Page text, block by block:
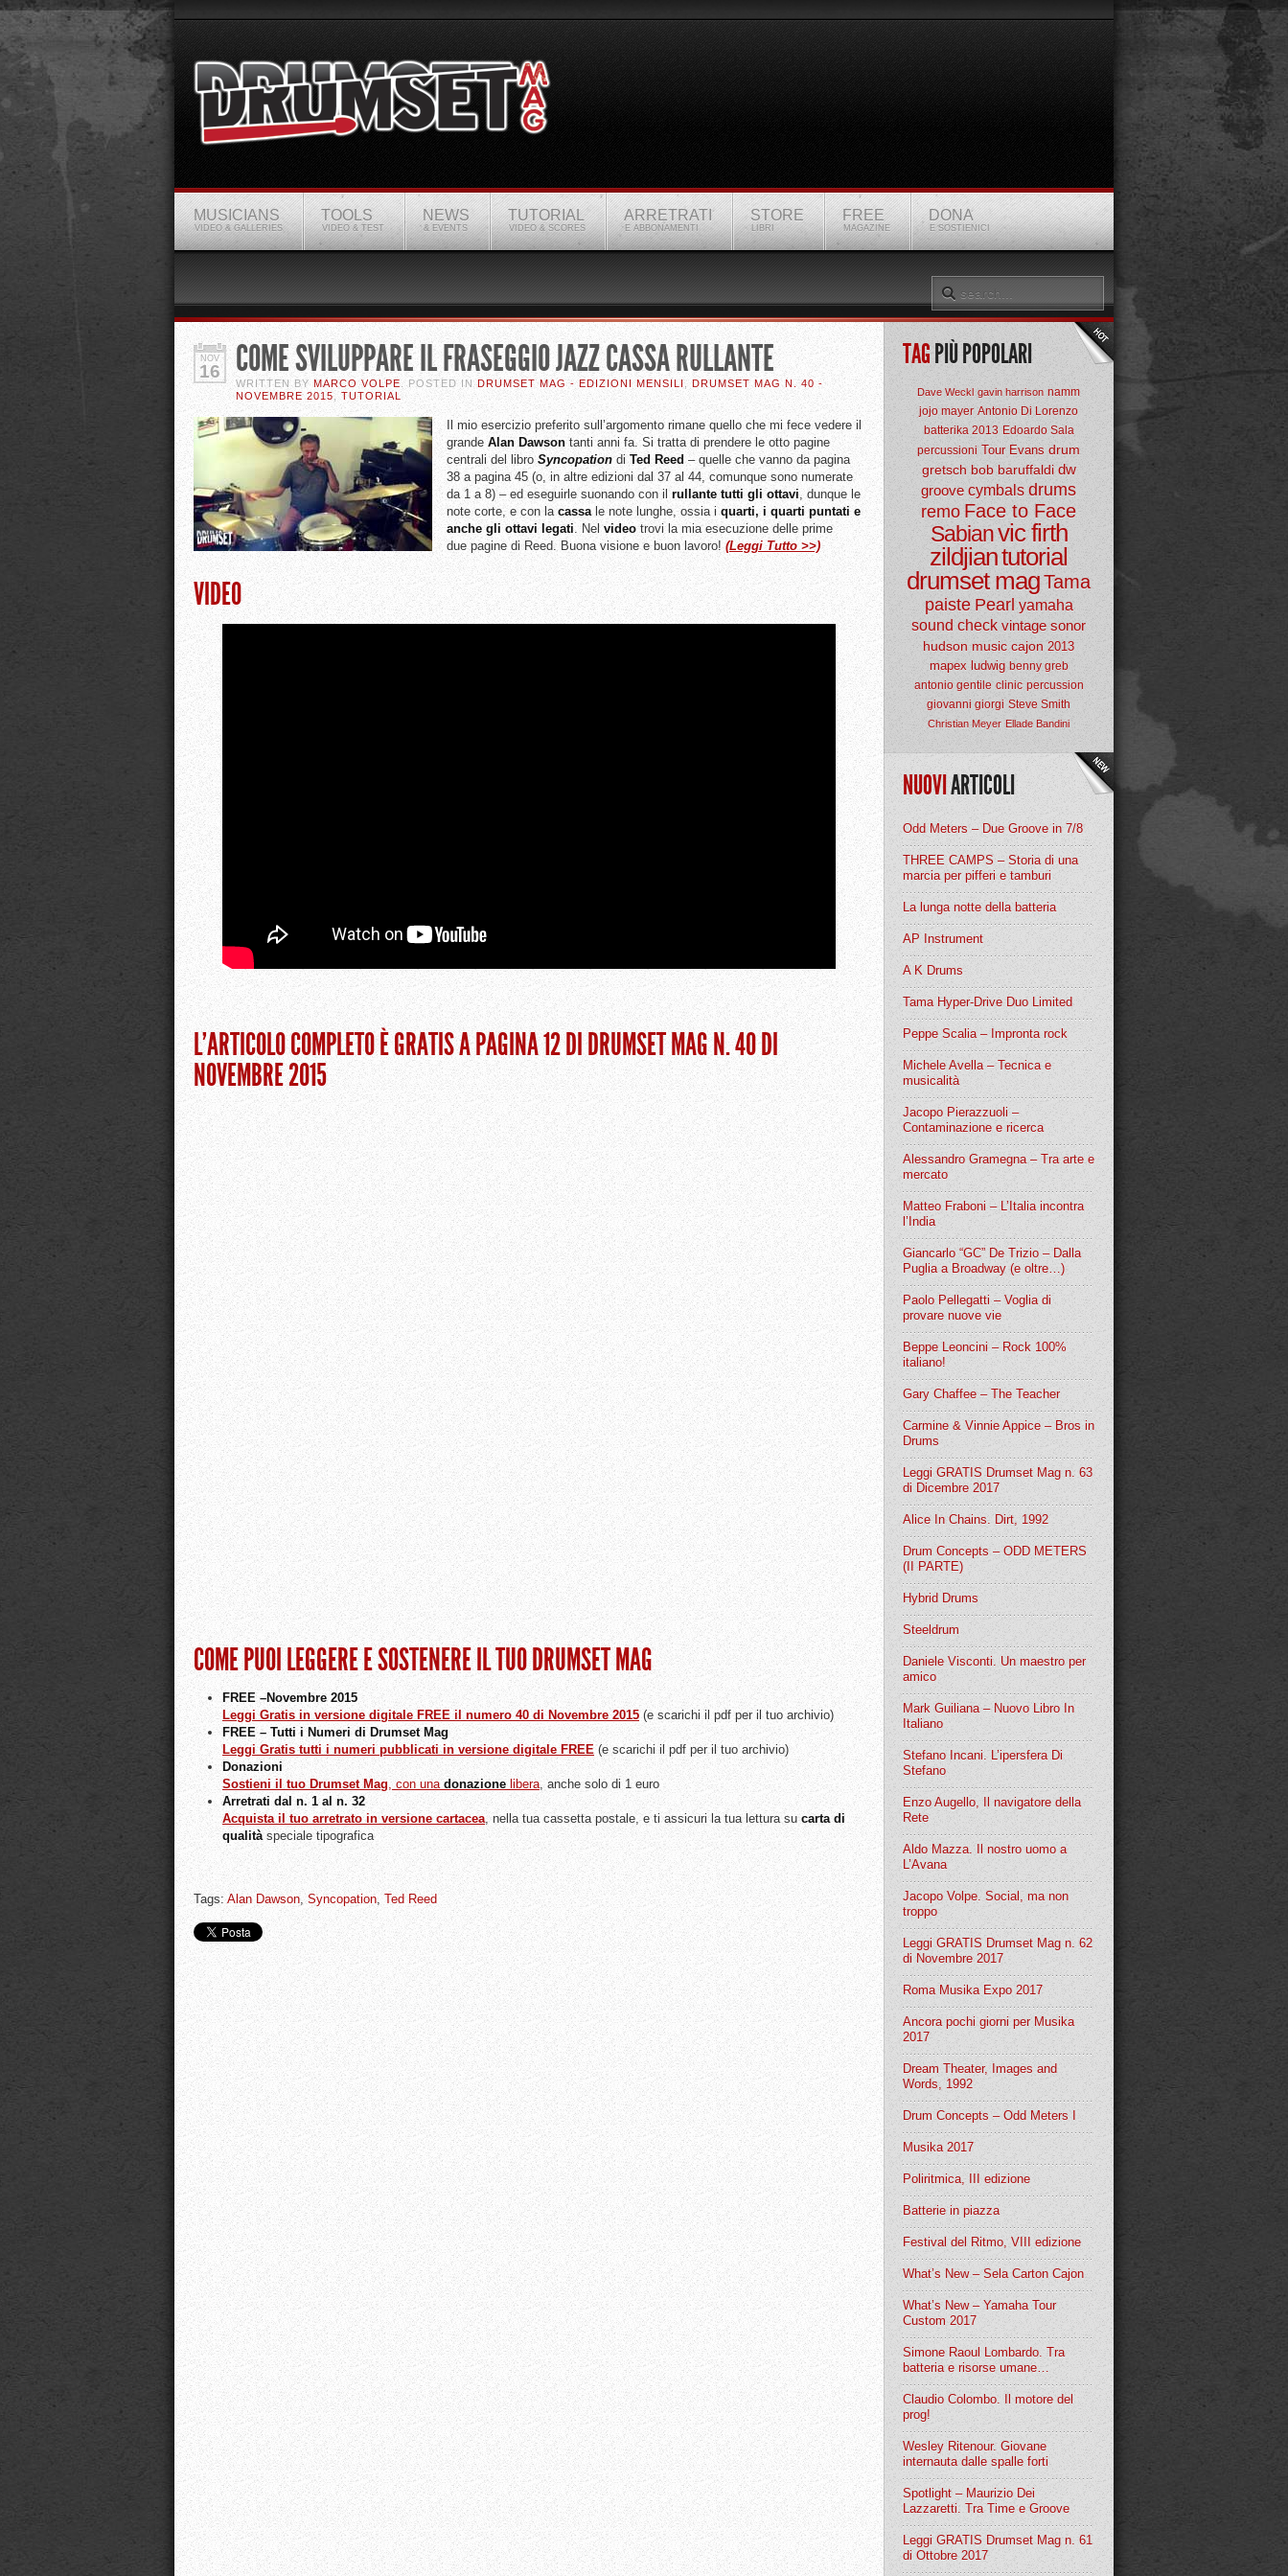
MUSICIANS
VIDEO & GALLERIES
TOOLS
VIDEO & TEST
NEWS
& EVENTS
TUTORIAL
VIDEO & SCORES
ARRETRATI
E ABBONAMENTI
STORE
LIBRI
FREE
MAGAZINE
DONA
E SOSTIENICI
NOV
16 COME SVILUPPARE IL FRASEGGIO JAZZ CASSA RULLANTE
WRITTEN BY MARCO VOLPE . POSTED INDRUMSET MAG - EDIZIONI MENSILI
DRUMSET MAG N. 40 -
NOVEMBRE 2015
TUTORIAL
Il mio esercizio preferito sull’argomento rimane quello che mi fece vedere il
grande Alan Dawsontanti anni fa. Si tratta di prendere le otto pagine
centrali del libroSyncopationdiTed Reed – quelle che vanno da pagina
38 a pagina 45 (o, in altre edizioni dal 37 al 44, comunque sono numerate
da 1 a 8) – ed eseguirle suonando con il rullante tutti gli ottavi, dunque le
note corte, e con lacassale note lunghe, ossia iquarti, i quarti puntati e
anche gli ottavi legati. Nelvideo trovi la mia esecuzione delle prime
due pagine di Reed. Buona visione e buon lavoro! (Leggi Tutto >>)
VIDEO
L’ARTICOLO COMPLETO È GRATIS A PAGINA 12 DI DRUMSET MAG N. 40 DI
NOVEMBRE 2015
COME PUOI LEGGERE E SOSTENERE IL TUO DRUMSET MAG
FREE –Novembre2015
Leggi Gratis in versione digitale FREE il numero 40 di Novembre 2015(e scarichi il pdf per il tuo archivio)
FREE – Tutti i Numeri di Drumset Mag
Leggi Gratis tutti i numeri pubblicati in versione digitale FREE(e scarichi il pdf per il tuo archivio)
Donazioni
Sostieni il tuo Drumset Mag, con unadonazionelibera, anche solo di 1 euro
Arretrati dal n. 1 al n. 32
Acquista il tuo arretrato in versione cartacea, nella tua cassetta postale, e ti assicuri la tua lettura sucarta di
qualitàspeciale tipografica
Tags:Alan Dawson,Syncopation,Ted Reed
TAGPIÙ POPOLARI
Dave Weckl gavin harrison namm
jojo mayer Antonio Di Lorenzo
batterika 2013 Edoardo Sala
percussioni Tour Evans drum
gretsch bob baruffaldi dw
groove cymbals drums
remo Face to Face
Sabianvic firth
zildjiantutorial
drumset magTama
paiste Pearl yamaha
sound check vintage sonor
hudson music cajon 2013
mapex ludwig benny greb
antonio gentile clinic percussion
giovanni giorgi Steve Smith
Christian Meyer Ellade Bandini
NUOVIARTICOLI
Odd Meters – Due Groove in 7/8
THREE CAMPS – Storia di una
marcia per pifferi e tamburi
La lunga notte della batteria
AP Instrument
A K Drums
Tama Hyper-Drive Duo Limited
Peppe Scalia – Impronta rock
Michele Avella – Tecnica e
musicalità
Jacopo Pierazzuoli –
Contaminazione e ricerca
Alessandro Gramegna – Tra arte e
mercato
Matteo Fraboni – L’Italia incontra
l’India
Giancarlo “GC” De Trizio – Dalla
Puglia a Broadway (e oltre…)
Paolo Pellegatti – Voglia di
provare nuove vie
Beppe Leoncini – Rock 100%
italiano!
Gary Chaffee – The Teacher
Carmine & Vinnie Appice – Bros in
Drums
Leggi GRATIS Drumset Mag n. 63
di Dicembre 2017
Alice In Chains. Dirt, 1992
Drum Concepts – ODD METERS
(II PARTE)
Hybrid Drums
Steeldrum
Daniele Visconti. Un maestro per
amico
Mark Guiliana – Nuovo Libro In
Italiano
Stefano Incani. L’ipersfera Di
Stefano
Enzo Augello, Il navigatore della
Rete
Aldo Mazza. Il nostro uomo a
L’Avana
Jacopo Volpe. Social, ma non
troppo
Leggi GRATIS Drumset Mag n. 62
di Novembre 2017
Roma Musika Expo 2017
Ancora pochi giorni per Musika
2017
Dream Theater, Images and
Words, 1992
Drum Concepts – Odd Meters I
Musika 2017
Poliritmica, III edizione
Batterie in piazza
Festival del Ritmo, VIII edizione
What’s New – Sela Carton Cajon
What’s New – Yamaha Tour
Custom 2017
Simone Raoul Lombardo. Tra
batteria e risorse umane…
Claudio Colombo. Il motore del
prog!
Wesley Ritenour. Giovane
internauta dalle spalle forti
Spotlight – Maurizio Dei
Lazzaretti. Tra Time e Groove
Leggi GRATIS Drumset Mag n. 61
di Ottobre 2017